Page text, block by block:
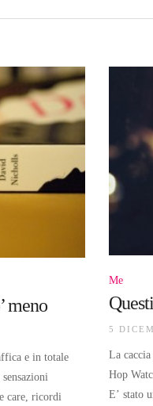
meno
e in totale
care, ricordi
Me
5
La
Hop
E’ stato